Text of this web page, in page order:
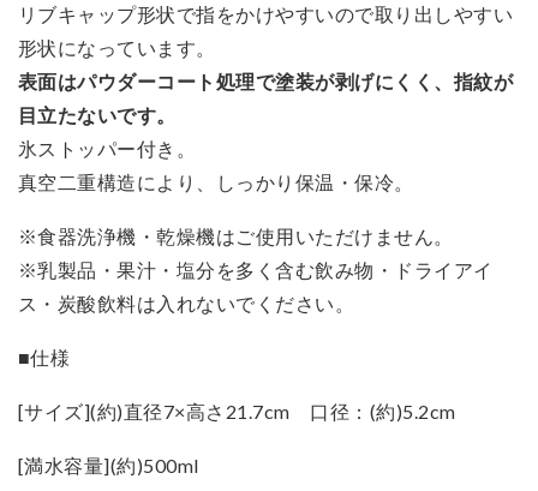
リブキャップ形状で指をかけやすいので取り出しやすい
形状になっています。
表面はパウダーコート処理で塗装が剥げにくく、指紋が
目立たないです。
氷ストッパー付き。
真空二重構造により、しっかり保温・保冷。
※食器洗浄機・乾燥機はご使用いただけません。
※乳製品・果汁・塩分を多く含む飲み物・ドライアイ
ス・炭酸飲料は入れないでください。
■仕様
[サイズ](約)直径7×高さ21.7cm 口径：(約)5.2cm
[満水容量](約)500ml